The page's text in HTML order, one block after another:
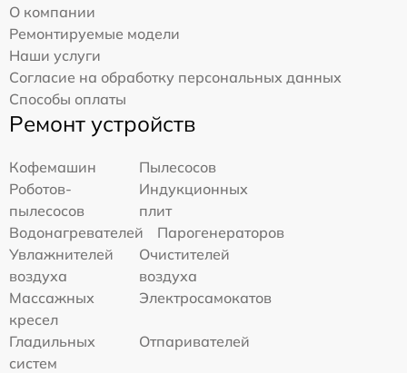
О компании
Ремонтируемые модели
Наши услуги
Согласие на обработку персональных данных
Способы оплаты
Ремонт устройств
Кофемашин
Пылесосов
Роботов-
пылесосов
Индукционных
плит
Водонагревателей
Парогенераторов
Увлажнителей
воздуха
Очистителей
воздуха
Массажных
кресел
Электросамокатов
Гладильных
систем
Отпаривателей